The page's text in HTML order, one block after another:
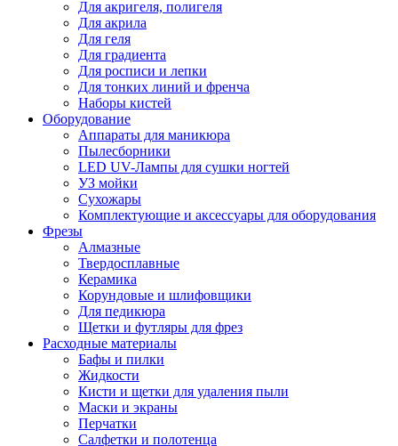
Для акригеля, полигеля
Для акрила
Для геля
Для градиента
Для росписи и лепки
Для тонких линий и френча
Наборы кистей
Оборудование
Аппараты для маникюра
Пылесборники
LED UV-Лампы для сушки ногтей
УЗ мойки
Сухожары
Комплектующие и аксессуары для оборудования
Фрезы
Алмазные
Твердосплавные
Керамика
Корундовые и шлифовщики
Для педикюра
Щетки и футляры для фрез
Расходные материалы
Бафы и пилки
Жидкости
Кисти и щетки для удаления пыли
Маски и экраны
Перчатки
Салфетки и полотенца